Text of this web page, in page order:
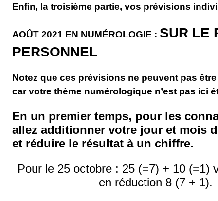
Enfin, la troisième partie, vos prévisions
AOÛT 2021 EN NUMÉROLOGIE : SUR LE
PERSONNEL
Notez que ces prévisions ne peuvent pas
car votre thème numérologique n’est pas ici
En un premier temps, pour les
allez additionner votre jour et mois
et réduire le résultat à un chiffre.
Pour le 25 octobre : 25 (=7) + 10 (=1)
en réduction 8 (7 + 1).